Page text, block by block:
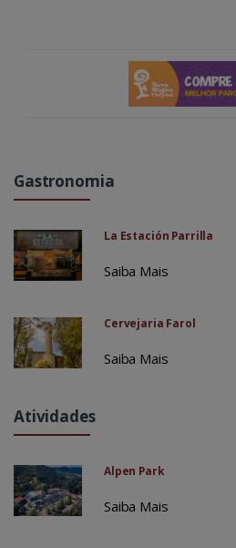
Gastronomia
La Estación Parrilla
Saiba Mais
Cervejaria Farol
Saiba Mais
Atividades
Alpen Park
Saiba Mais